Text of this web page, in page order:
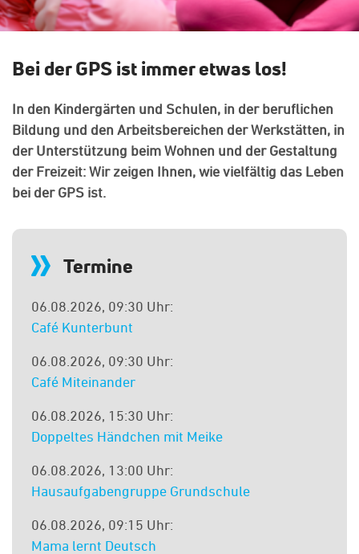
Bei der GPS ist immer etwas los!
In den Kindergärten und Schulen, in der beruflichen
Bildung und den Arbeitsbereichen der Werkstätten, in
der Unterstützung beim Wohnen und der Gestaltung
der Freizeit: Wir zeigen Ihnen, wie vielfältig das Leben
bei der GPS ist.
Termine
06.08.2026, 09:30 Uhr:
Café Kunterbunt
06.08.2026, 09:30 Uhr:
Café Miteinander
06.08.2026, 15:30 Uhr:
Doppeltes Händchen mit Meike
06.08.2026, 13:00 Uhr:
Hausaufgabengruppe Grundschule
06.08.2026, 09:15 Uhr:
Mama lernt Deutsch